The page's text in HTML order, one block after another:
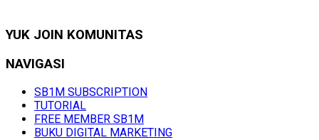
YUK JOIN KOMUNITAS
NAVIGASI
SB1M SUBSCRIPTION
TUTORIAL
FREE MEMBER SB1M
BUKU DIGITAL MARKETING